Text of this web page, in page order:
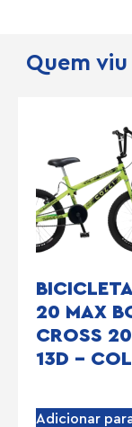
Quem
20 MAX
CROSS
13D –
Adicionar